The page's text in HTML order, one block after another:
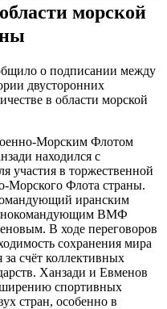
морской
о подписании между
двусторонних
в области морской
Морским Флотом
находился с
участия в торжественной
Морского Флота страны.
иранским
ВМФ
В ходе переговоров
сохранения мира
счёт коллективных
Ханзади и Евменов
спортивных
стран, особенно в